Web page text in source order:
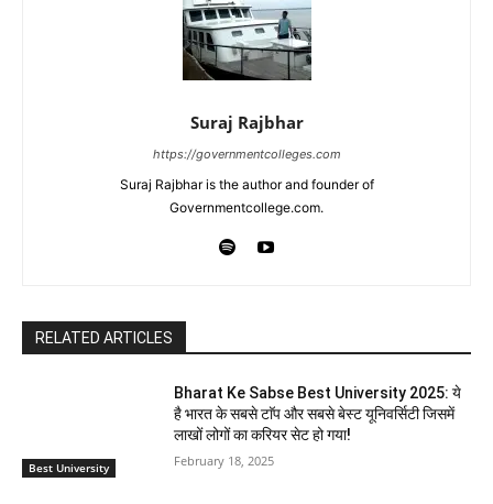
Suraj Rajbhar
https://governmentcolleges.com
Suraj Rajbhar is the author and founder of
Governmentcollege.com.
RELATED ARTICLES
Best University
Bharat Ke Sabse Best University 2025: ये
है भारत के सबसे टाॅप और सबसे बेस्ट यूनिवर्सिटी जिसमें
लाखों लोगों का करियर सेट हो गया!
February 18, 2025